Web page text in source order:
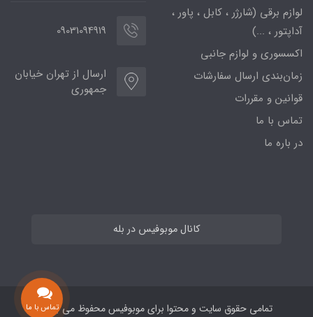
لوازم برقی (شارژر ، کابل ، پاور ،
آداپتور ، ...)
اکسسوری و لوازم جانبی
زمان‌بندی ارسال سفارشات
قوانین و مقررات
تماس با ما
در باره ما
09031094919
ارسال از تهران خیابان
جمهوری
کانال موبوفیس در بله
تمامی حقوق سایت و محتوا برای موبوفیس محفوظ می باشد